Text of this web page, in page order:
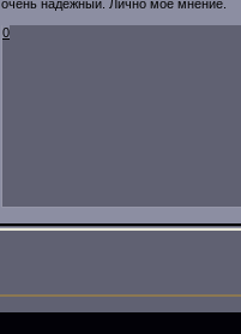
очень надежный. Лично мое мнение.
0